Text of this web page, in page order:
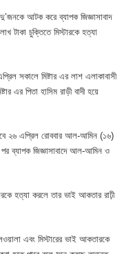
আটক করে ব্যাপক জিজ্ঞাসাবাদ
টাকা চুক্তিতে মিস্টারকে হত্যা
সকালে মিষ্টার এর লাশ এলাকাবাসী
এর পিতা হাসিম রাড়ী বাদী হয়ে
২৬ এপ্রিল রোববার আল-আমিন (১৬)
ব্যাপক জিজ্ঞাসাবাদে আল-আমিন ও
হত্যা করলে তার ভাই আকতার রাঢ়ী
এবং মিস্টারের ভাই আকতারকে